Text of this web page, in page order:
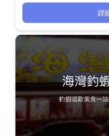
能享受現場代客料理的
停車場，讓每次造訪都
詳